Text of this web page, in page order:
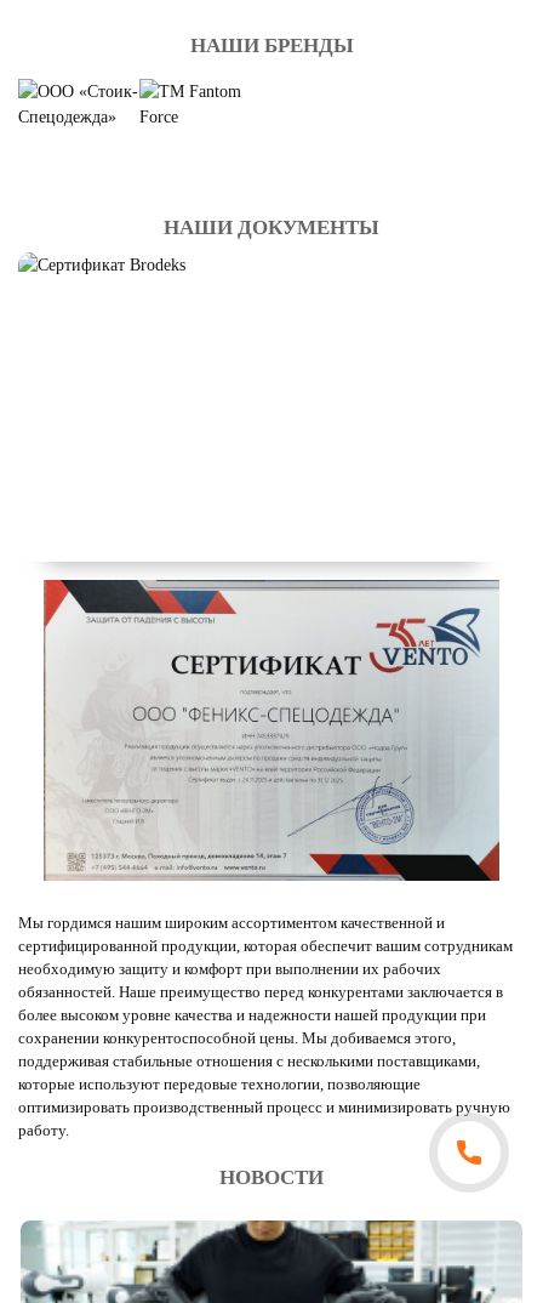
НАШИ БРЕНДЫ
НАШИ ДОКУМЕНТЫ
Мы гордимся нашим широким ассортиментом качественной и
сертифицированной продукции, которая обеспечит вашим сотрудникам
необходимую защиту и комфорт при выполнении их рабочих
обязанностей. Наше преимущество перед конкурентами заключается в
более высоком уровне качества и надежности нашей продукции при
сохранении конкурентоспособной цены. Мы добиваемся этого,
поддерживая стабильные отношения с несколькими поставщиками,
которые используют передовые технологии, позволяющие
оптимизировать производственный процесс и минимизировать ручную
работу.
НОВОСТИ